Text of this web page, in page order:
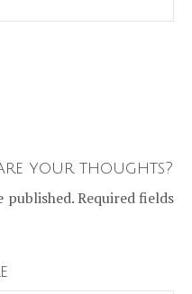
your thoughts?
Required fields